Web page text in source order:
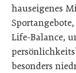
hauseigenes
Life-Balance,
besonders